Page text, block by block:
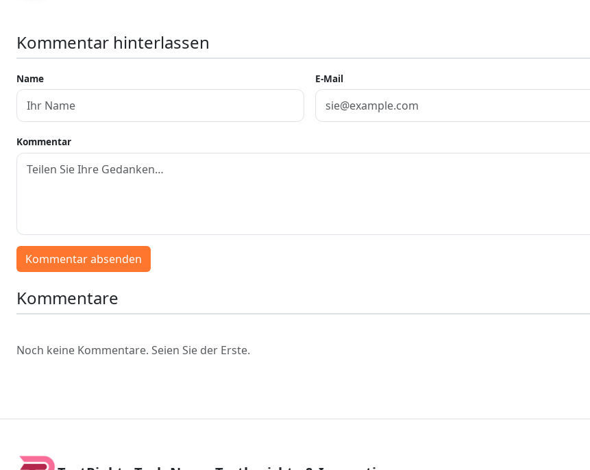
Kommentar hinterlassen
Name E-Mail
Kommentar
Kommentar absenden
Kommentare
Noch keine Kommentare. Seien Sie der Erste.